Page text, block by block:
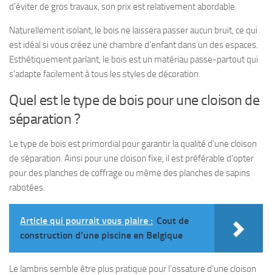
d’éviter de gros travaux, son prix est relativement abordable.
Naturellement isolant, le bois ne laissera passer aucun bruit, ce qui
est idéal si vous créez une chambre d’enfant dans un des espaces.
Esthétiquement parlant, le bois est un matériau passe-partout qui
s’adapte facilement à tous les styles de décoration.
Quel est le type de bois pour une cloison de
séparation ?
Le type de bois est primordial pour garantir la qualité d’une cloison
de séparation. Ainsi pour une cloison fixe, il est préférable d’opter
pour des planches de coffrage ou même des planches de sapins
rabotées.
Article qui pourrait vous plaire : Cout de
construction d’une piscine en Belgique
Le lambris semble être plus pratique pour l’ossature d’une cloison